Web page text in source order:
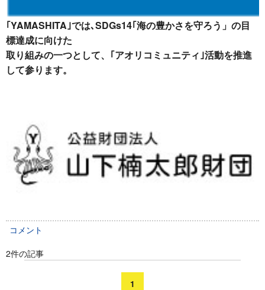
｢YAMASHITA｣では､SDGs14｢海の豊かさを守ろう」の目
標達成に向けた
取り組みの一つとして、｢アオリコミュニティ｣活動を推進
して参ります。
コメント
2件の記事
1